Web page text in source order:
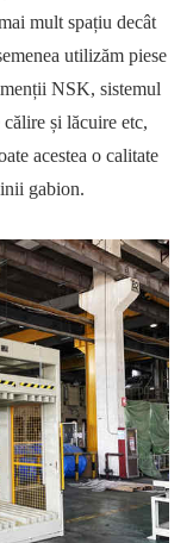
mult spațiu decât
utilizăm piese
NSK, sistemul
și lăcuire etc,
acestea o calitate
gabion.